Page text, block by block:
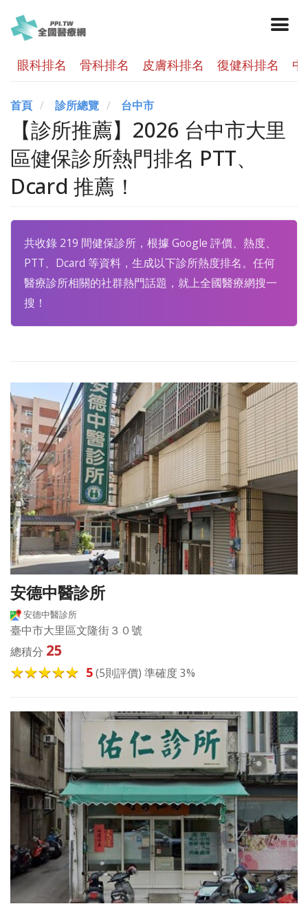
眼科排名 骨科排名 皮膚科排名 復健科排名
首頁 診所總覽 台中市
【診所推薦】2026 台中市大里
區健保診所熱門排名 PTT、
Dcard 推薦！
共收錄 219 間健保診所，根據 Google 評價、熱度、
PTT、Dcard 等資料，生成以下診所熱度排名。任何
醫療診所相關的社群熱門話題，就上全國醫療網搜一
搜！
安德中醫診所
安德中醫診所
臺中市大里區文隆街３０號
總積分 25
5(5則評價) 準確度 3%